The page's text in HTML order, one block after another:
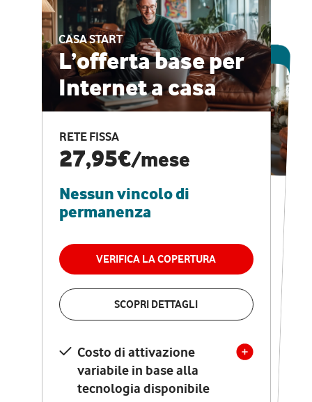
CASA START
L’offerta base per
Internet a casa
RETE FISSA
27,95€/mese
Nessun vincolo di
permanenza
VERIFICA LA COPERTURA
SCOPRI DETTAGLI
Costo di attivazione
variabile in base alla
tecnologia disponibile
ESCLUSIVA ONLINE
CASA PRO
Internet veloce e
vantaggi speciali
RETE FISSA + VODAFONE CLUB
29,95€
permanenza
VERIFICA LA COPERTURA
Costo di attivazione
variabile in base alla
tecnologia disponibile